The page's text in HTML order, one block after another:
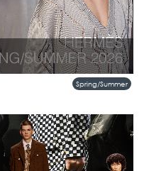
แต่หนักแน่น ระหว่างท้องฟ้าและฝุ่น
Spring/Summer